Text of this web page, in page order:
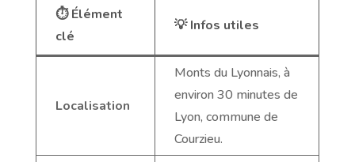
⏱️ Élément
clé
💡 Infos utiles
Localisation
Monts du Lyonnais, à
environ 30 minutes de
Lyon, commune de
Courzieu.